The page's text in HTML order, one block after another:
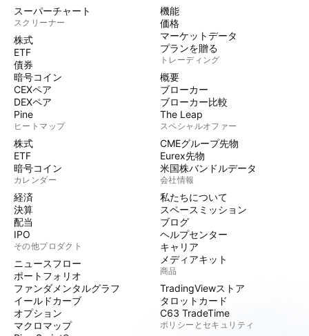
スーパーチャート
スクリーナー
株式
ETF
債券
暗号コイン
CEXペア
DEXペア
Pine
ヒートマップ
株式
ETF
暗号コイン
カレンダー
経済
決算
配当
IPO
その他プロダクト
ニュースフロー
ポートフォリオ
ファンダメンタルグラフ
イールドカーブ
オプション
マクロマップ
機能
価格
マーケットデータ
プランを贈る
トレーディング
概要
ブローカー
ブローカー比較
The Leap
スペシャルオファー
CMEグループ先物
Eurex先物
米国株バンドルデータ
会社情報
私たちについて
スペースミッション
ブログ
ヘルプセンター
キャリア
メディアキット
商品
TradingViewストア
タロットカード
C63 TradeTime
ポリシーとセキュリティ